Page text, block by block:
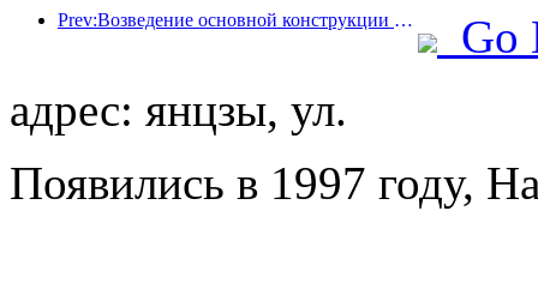
Prev:Возведение основной конструкции океанариума Beijing Haichang Ocean Park планируется завершить к концу года; окончание строительства и открытие ожидаются в 2027 году.
Go
адрес: янцзы, ул.
Появились в 1997 году,